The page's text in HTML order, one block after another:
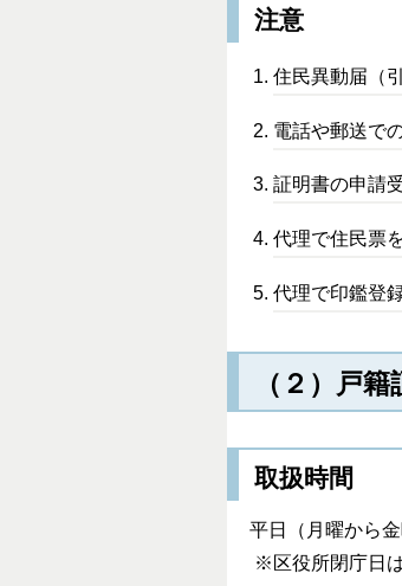
注意
住民異動届（
電話や郵送で
証明書の申請
代理で住民票
代理で印鑑登
（２）戸
取扱時間
平日（月曜から
※区役所閉庁日